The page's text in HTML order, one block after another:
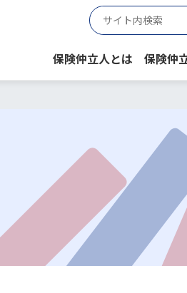
保険仲立人とは 保険仲